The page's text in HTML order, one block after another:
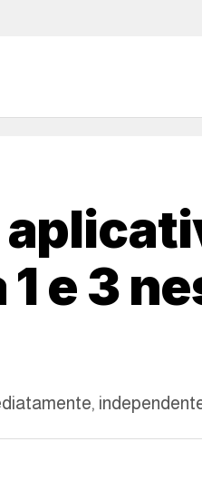
e 3